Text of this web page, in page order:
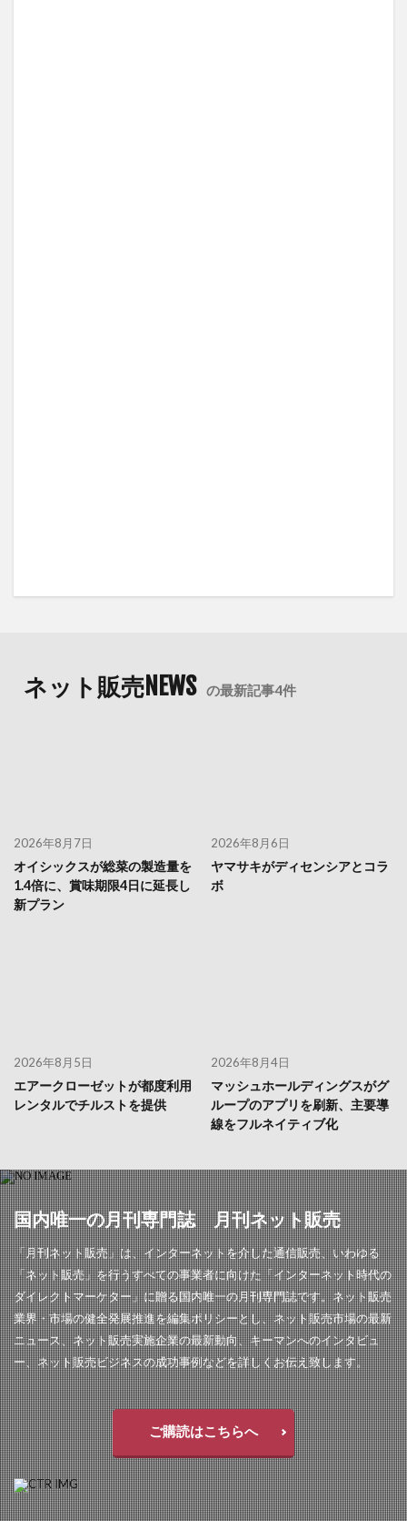
ネット販売NEWS の最新記事4件
2026年8月7日
オイシックスが総菜の製造量を
1.4倍に、賞味期限4日に延長し
新プラン
2026年8月6日
ヤマサキがディセンシアとコラ
ボ
2026年8月5日
エアークローゼットが都度利用
レンタルでチルストを提供
2026年8月4日
マッシュホールディングスがグ
ループのアプリを刷新、主要導
線をフルネイティブ化
国内唯一の月刊専門誌 月刊ネット販売
「月刊ネット販売」は、インターネットを介した通信販売、いわゆる
「ネット販売」を行うすべての事業者に向けた「インターネット時代の
ダイレクトマーケター」に贈る国内唯一の月刊専門誌です。ネット販売
業界・市場の健全発展推進を編集ポリシーとし、ネット販売市場の最新
ニュース、ネット販売実施企業の最新動向、キーマンへのインタビュ
ー、ネット販売ビジネスの成功事例などを詳しくお伝え致します。
ご購読はこちらへ